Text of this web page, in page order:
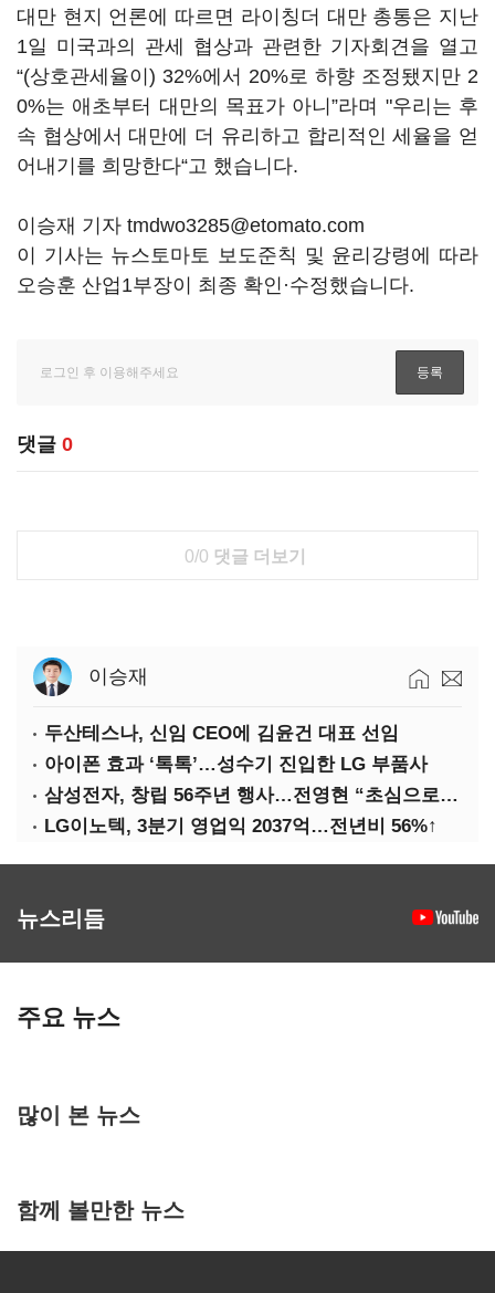
대만 현지 언론에 따르면 라이칭더 대만 총통은 지난
1일 미국과의 관세 협상과 관련한 기자회견을 열고
“(상호관세율이) 32%에서 20%로 하향 조정됐지만 2
0%는 애초부터 대만의 목표가 아니”라며 "우리는 후
속 협상에서 대만에 더 유리하고 합리적인 세율을 얻
어내기를 희망한다“고 했습니다.
이승재 기자 tmdwo3285@etomato.com
이 기사는 뉴스토마토 보도준칙 및 윤리강령에 따라
오승훈 산업1부장이 최종 확인·수정했습니다.
댓글 0
0/0 댓글 더보기
이승재
두산테스나, 신임 CEO에 김윤건 대표 선임
아이폰 효과 ‘톡톡’…성수기 진입한 LG 부품사
삼성전자, 창립 56주년 행사…전영현 “초심으로 경쟁력 회복해야”
LG이노텍, 3분기 영업익 2037억…전년비 56%↑
뉴스리듬
주요 뉴스
많이 본 뉴스
함께 볼만한 뉴스